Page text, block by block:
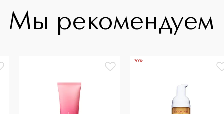
Мы рекомендуем
-30%